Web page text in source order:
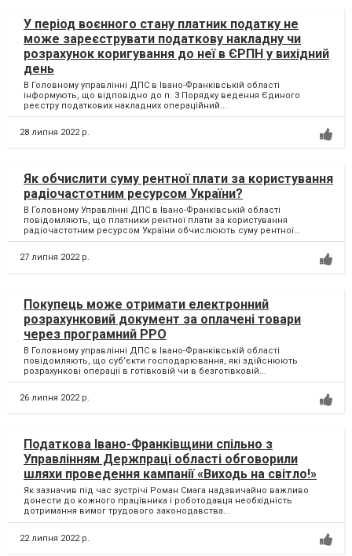
У період воєнного стану платник податку не
може зареєструвати податкову накладну чи
розрахунок коригування до неї в ЄРПН у вихідний
день
В Головному управлінні ДПС в Івано-Франківській області
інформують, що відповідно до п. 3 Порядку ведення Єдиного
реєстру податкових накладних операційний...
28 липня 2022 р.
Як обчислити суму рентної плати за користування
радіочастотним ресурсом України?
В Головному Управлінні ДПС в Івано-Франківській області
повідомляють, що платники рентної плати за користування
радіочастотним ресурсом України обчислюють суму рентної...
27 липня 2022 р.
Покупець може отримати електронний
розрахунковий документ за оплачені товари
через програмний РРО
В Головному управлінні ДПС в Івано-Франківській області
повідомляють, що суб’єкти господарювання, які здійснюють
розрахункові операції в готівковій чи в безготівковій...
26 липня 2022 р.
Податкова Івано-Франківщини спільно з
Управлінням Держпраці області обговорили
шляхи проведення кампанії «Виходь на світло!»
Як зазначив під час зустрічі Роман Смага надзвичайно важливо
донести до кожного працівника і роботодавця необхідність
дотримання вимог трудового законодавства...
22 липня 2022 р.